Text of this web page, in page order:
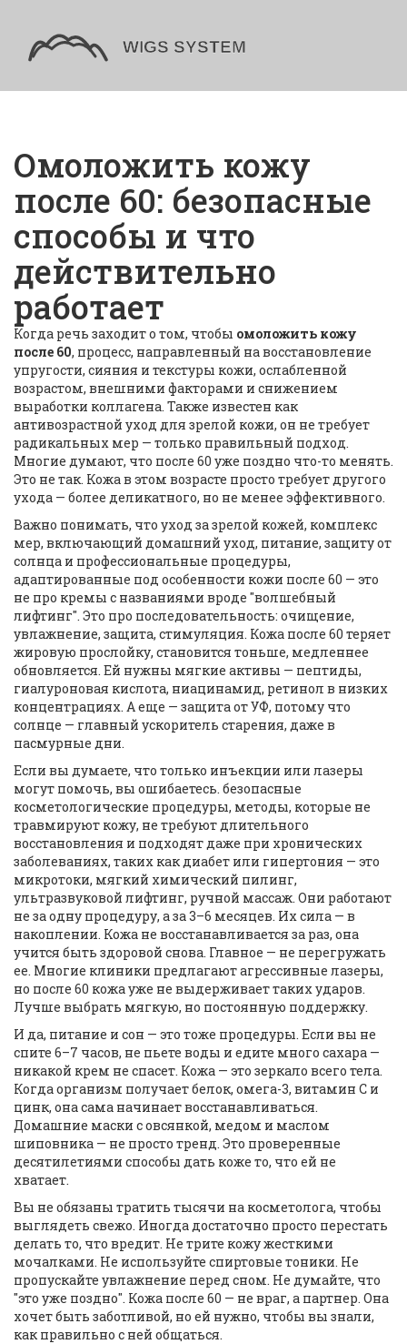
Омоложить кожу
после 60: безопасные
способы и что
действительно
работает
Когда речь заходит о том, чтобы омоложить кожу
после 60, процесс, направленный на восстановление
упругости, сияния и текстуры кожи, ослабленной
возрастом, внешними факторами и снижением
выработки коллагена. Также известен как
антивозрастной уход для зрелой кожи, он не требует
радикальных мер — только правильный подход.
Многие думают, что после 60 уже поздно что-то менять.
Это не так. Кожа в этом возрасте просто требует другого
ухода — более деликатного, но не менее эффективного.
Важно понимать, что уход за зрелой кожей, комплекс
мер, включающий домашний уход, питание, защиту от
солнца и профессиональные процедуры,
адаптированные под особенности кожи после 60 — это
не про кремы с названиями вроде "волшебный
лифтинг". Это про последовательность: очищение,
увлажнение, защита, стимуляция. Кожа после 60 теряет
жировую прослойку, становится тоньше, медленнее
обновляется. Ей нужны мягкие активы — пептиды,
гиалуроновая кислота, ниацинамид, ретинол в низких
концентрациях. А еще — защита от УФ, потому что
солнце — главный ускоритель старения, даже в
пасмурные дни.
Если вы думаете, что только инъекции или лазеры
могут помочь, вы ошибаетесь. безопасные
косметологические процедуры, методы, которые не
травмируют кожу, не требуют длительного
восстановления и подходят даже при хронических
заболеваниях, таких как диабет или гипертония — это
микротоки, мягкий химический пилинг,
ультразвуковой лифтинг, ручной массаж. Они работают
не за одну процедуру, а за 3–6 месяцев. Их сила — в
накоплении. Кожа не восстанавливается за раз, она
учится быть здоровой снова. Главное — не перегружать
ее. Многие клиники предлагают агрессивные лазеры,
но после 60 кожа уже не выдерживает таких ударов.
Лучше выбрать мягкую, но постоянную поддержку.
И да, питание и сон — это тоже процедуры. Если вы не
спите 6–7 часов, не пьете воды и едите много сахара —
никакой крем не спасет. Кожа — это зеркало всего тела.
Когда организм получает белок, омега-3, витамин С и
цинк, она сама начинает восстанавливаться.
Домашние маски с овсянкой, медом и маслом
шиповника — не просто тренд. Это проверенные
десятилетиями способы дать коже то, что ей не
хватает.
Вы не обязаны тратить тысячи на косметолога, чтобы
выглядеть свежо. Иногда достаточно просто перестать
делать то, что вредит. Не трите кожу жесткими
мочалками. Не используйте спиртовые тоники. Не
пропускайте увлажнение перед сном. Не думайте, что
"это уже поздно". Кожа после 60 — не враг, а партнер. Она
хочет быть заботливой, но ей нужно, чтобы вы знали,
как правильно с ней общаться.